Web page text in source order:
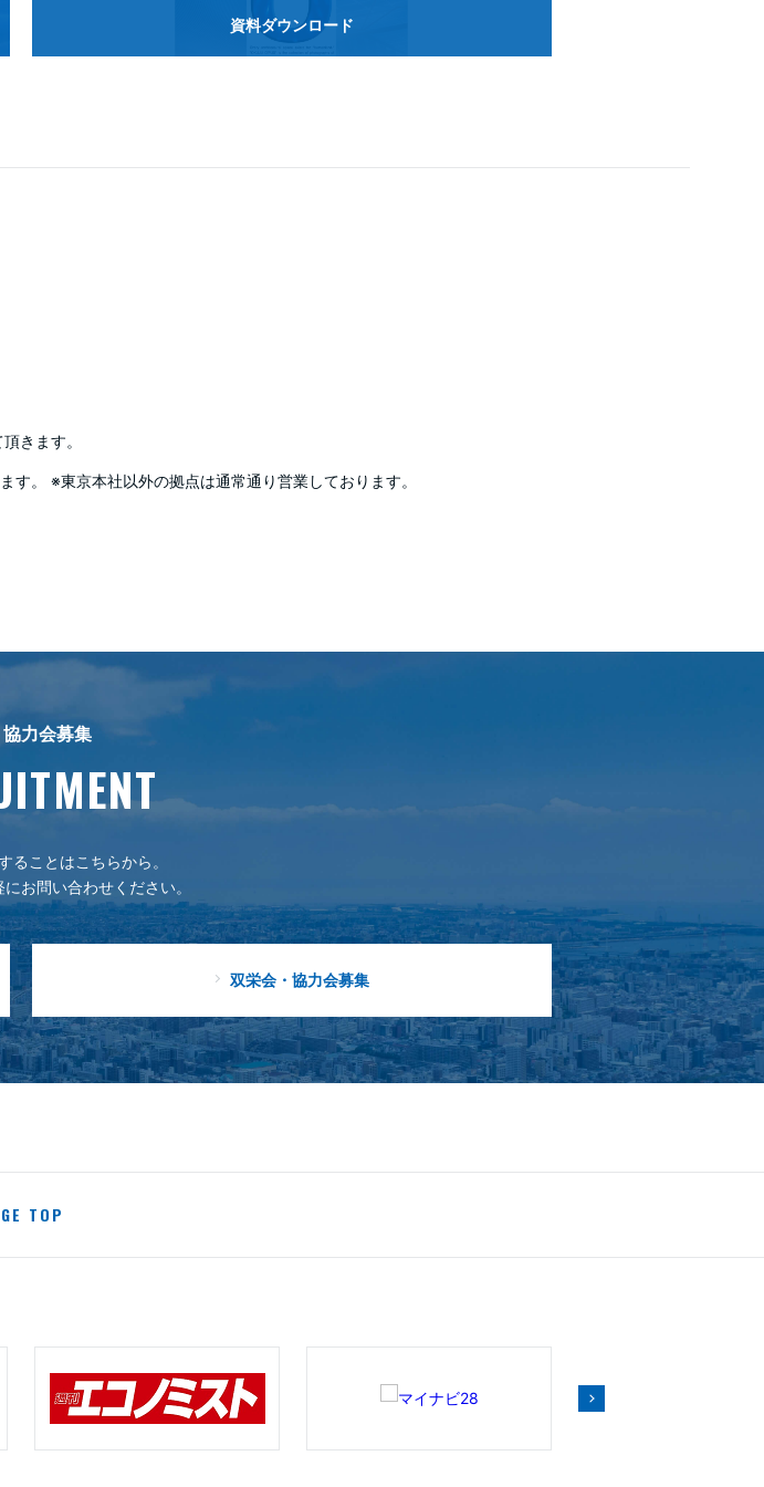
資料ダウンロード
きます。
。 ※東京本社以外の拠点は通常通り営業しております。
力会募集
ることはこちらから。
お問い合わせください。
双栄会・協力会募集
TOP